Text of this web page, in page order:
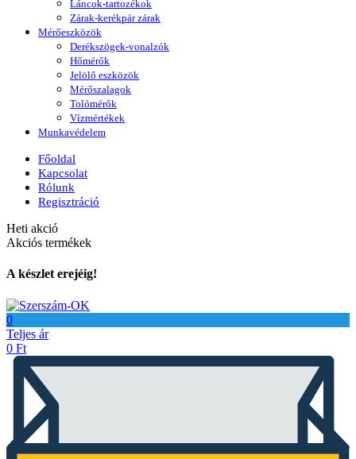
Láncok-tartozékok
Zárak-kerékpár zárak
Mérőeszközök
Derékszögek-vonalzók
Hőmérők
Jelölő eszközök
Mérőszalagok
Tolómérők
Vízmértékek
Munkavédelem
Főoldal
Kapcsolat
Rólunk
Regisztráció
Heti akció
Akciós termékek
A készlet erejéig!
0
Teljes ár
0 Ft